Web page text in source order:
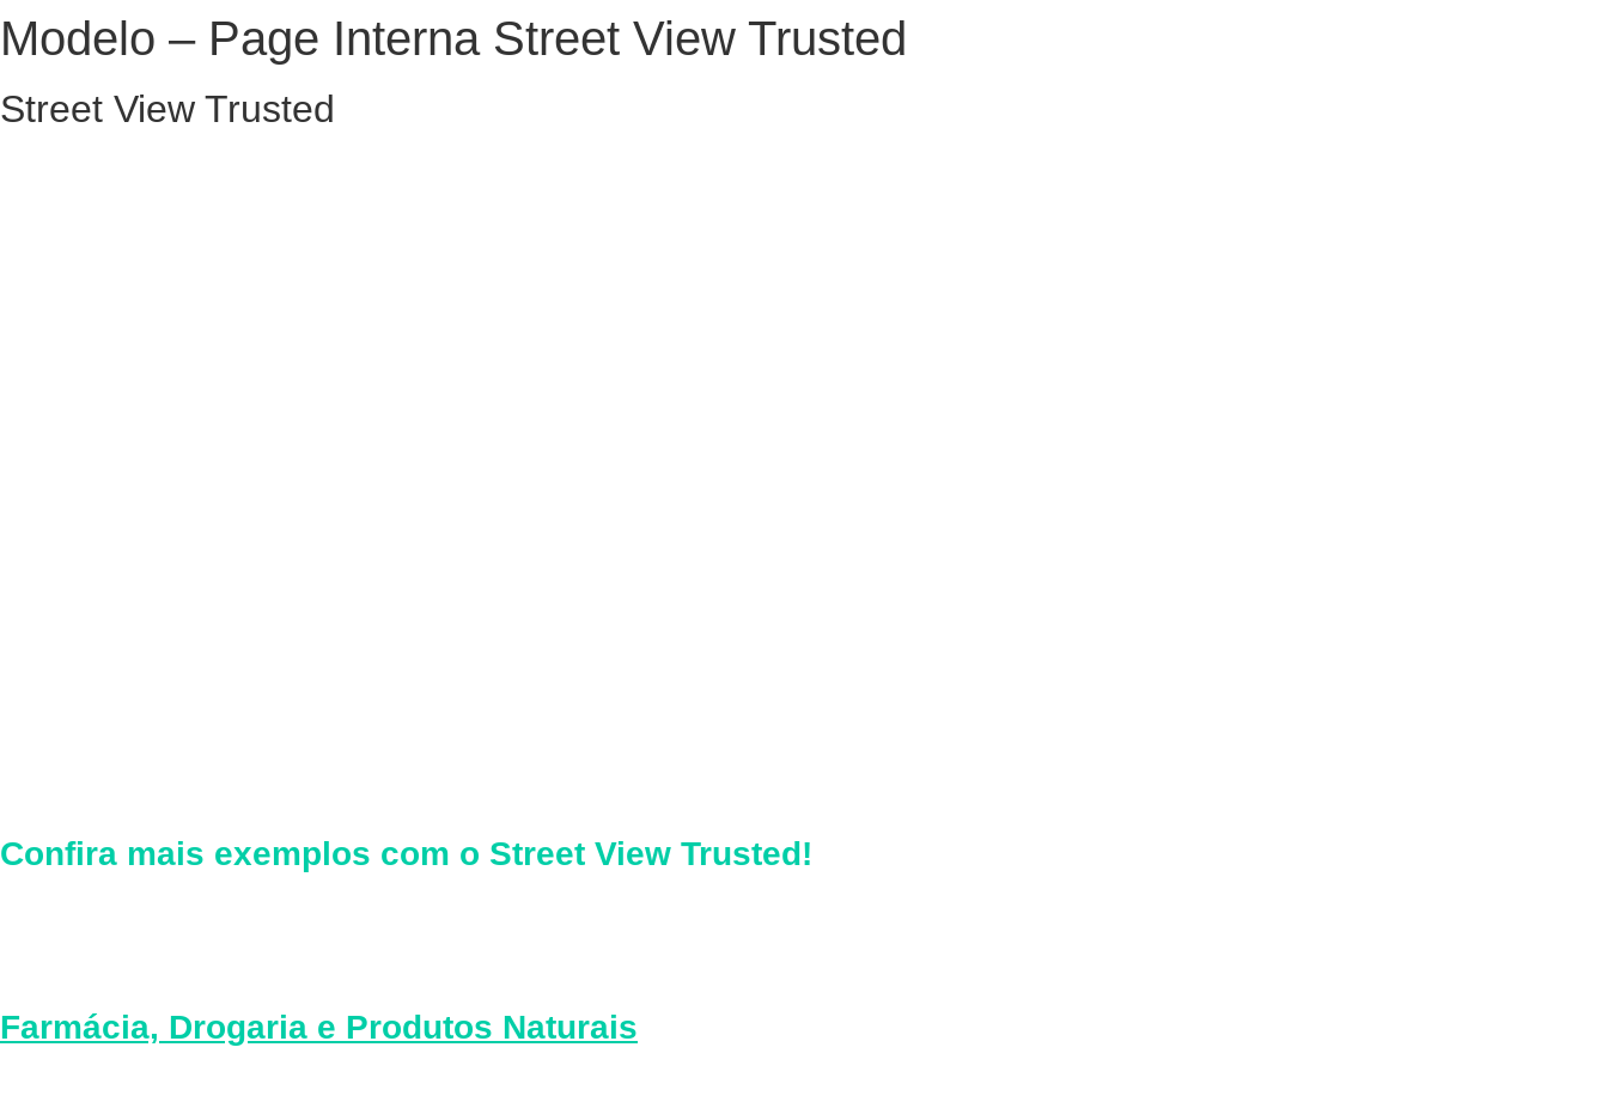
Modelo – Page Interna Street View Trusted
Street View Trusted
Confira mais exemplos com o Street View Trusted !
Farmácia, Drogaria e Produtos Naturais